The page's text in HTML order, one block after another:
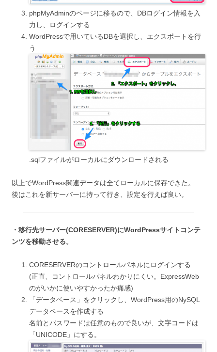
phpMyAdminのページに移るので、DBログイン情報を入
力し、ログインする
WordPressで用いているDBを選択し、エクスポートを行
う
.sqlファイルがローカルにダウンロードされる
以上でWordPress関連データは全てローカルに保存できた。
後はこれを新サーバーに持って行き、設定を行えば良い。
・移行先サーバー(CORESERVER)にWordPressサイトコンテ
ンツを移動させる。
CORESERVERのコントロールパネルにログインする
(正直、コントロールパネルわかりにくい。ExpressWeb
のがいかに使いやすかったか痛感)
「データベース」をクリックし、WordPress用のNySQL
データベースを作成する
名前とパスワードは任意のもので良いが、文字コードは
「UNICODE」にする。